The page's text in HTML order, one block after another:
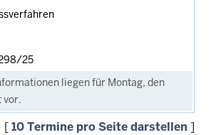
25
liegen für Montag, den
vor.
[10 Termine pro Seite darstellen ]